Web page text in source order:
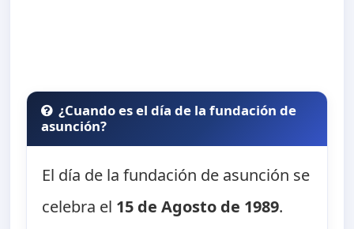
¿Cuando es el día de la fundación de
asunción?
El día de la fundación de asunción se
celebra el 15 de Agosto de 1989.